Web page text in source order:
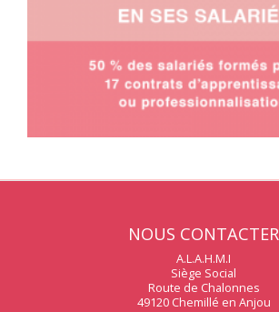
NOUS CONTACTER
A.L.A.H.M.I
Siège Social
Route de Chalonnes
49120 Chemillé en Anjou